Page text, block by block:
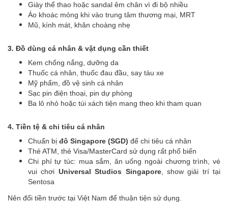
Giày thể thao hoặc sandal êm chân vì đi bộ nhiều
Áo khoác mỏng khi vào trung tâm thương mại, MRT
Mũ, kính mát, khăn choàng nhẹ
3. Đồ dùng cá nhân & vật dụng cần thiết
Kem chống nắng, dưỡng da
Thuốc cá nhân, thuốc đau đầu, say tàu xe
Mỹ phẩm, đồ vệ sinh cá nhân
Sạc pin điện thoại, pin dự phòng
Ba lô nhỏ hoặc túi xách tiện mang theo khi tham quan
4. Tiền tệ & chi tiêu cá nhân
Chuẩn bị đô Singapore (SGD) để chi tiêu cá nhân
Thẻ ATM, thẻ Visa/MasterCard sử dụng rất phổ biến
Chi phí tự túc: mua sắm, ăn uống ngoài chương trình, vé
vui chơi Universal Studios Singapore, show giải trí tại
Sentosa
Nên đổi tiền trước tại Việt Nam để thuận tiện sử dụng.